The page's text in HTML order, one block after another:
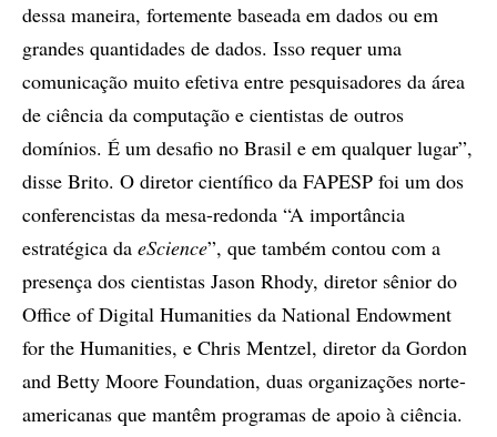
dessa maneira, fortemente baseada em dados ou em
grandes quantidades de dados. Isso requer uma
comunicação muito efetiva entre pesquisadores da área
de ciência da computação e cientistas de outros
domínios. É um desafio no Brasil e em qualquer lugar”,
disse Brito. O diretor científico da FAPESP foi um dos
conferencistas da mesa-redonda “A importância
estratégica da eScience”, que também contou com a
presença dos cientistas Jason Rhody, diretor sênior do
Office of Digital Humanities da National Endowment
for the Humanities, e Chris Mentzel, diretor da Gordon
and Betty Moore Foundation, duas organizações norte-
americanas que mantêm programas de apoio à ciência.